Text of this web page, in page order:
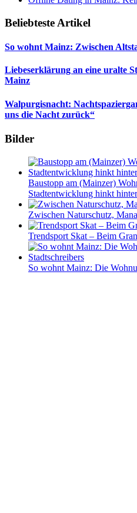
Beliebteste Artikel
So wohnt Mainz: Zwischen
Liebeserklärung an eine uralte
Mainz
Walpurgisnacht:
uns die Nacht zurück“
Bilder
Baustopp am (Mainzer)
Stadtentwicklung hinkt
Zwischen Naturschutz,
Trendsport Skat – Beim
So wohnt Mainz: Die